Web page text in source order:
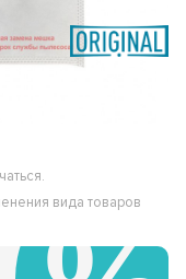
вида товаров